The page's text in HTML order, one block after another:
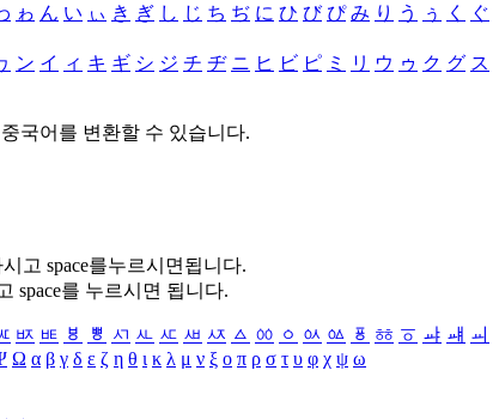
ゎ ん い ぃ き ぎ し じ ち ぢ に ひ び ぴ み り う ぅ く ぐ
ン イ ィ キ ギ シ ジ チ ヂ ニ ヒ ビ ピ ミ リ ウ ゥ ク グ ス
국어를 변환할 수 있습니다.
고 space를누르시면됩니다.
space를 누르시면 됩니다.
ㅶ ㅷ ㅸ ㅹ ㅺ ㅻ ㅼ ㅽ ㅾ ㅿ ㆀ ㆁ ㆂ ㆃ ㆄ ㆅ ㆆ ㆇ ㆈ ㆉ
Ω α β γ δ ε ζ η θ ι κ λ μ ν ξ ο π ρ σ τ υ φ χ ψ ω